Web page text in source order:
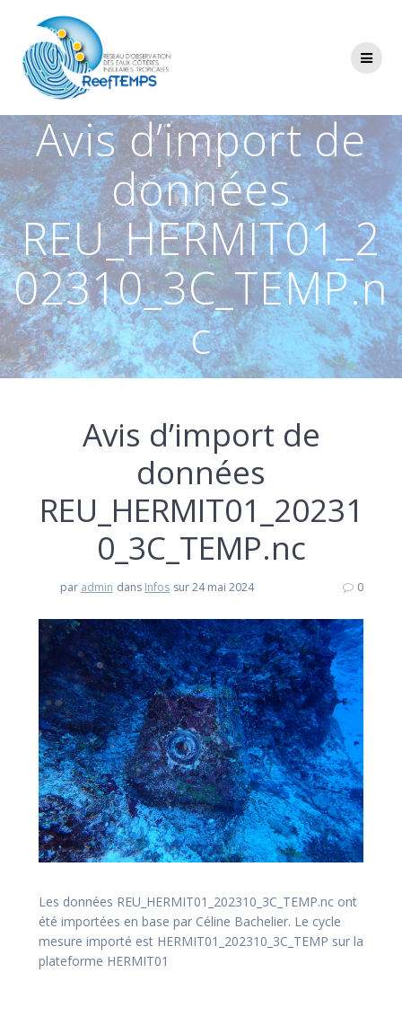
Avis d’import de
données
REU_HERMIT01_2
02310_3C_TEMP.n
c
Avis d’import de
données
REU_HERMIT01_20231
0_3C_TEMP.nc
par admin dans Infos sur 24 mai 2024 0
Les données REU_HERMIT01_202310_3C_TEMP.nc ont
été importées en base par Céline Bachelier. Le cycle
mesure importé est HERMIT01_202310_3C_TEMP sur la
plateforme HERMIT01